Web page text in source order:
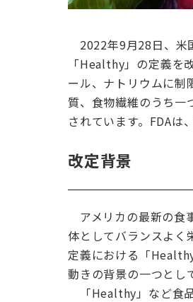
2022年9月28日、米
「Healthy」の定義を
ール、ナトリウムに制
質、食物繊維のうち一
されています。FDAは
改定背景
アメリカの最新の食
体としてバランスよく
定義における「
動きの背景の一つとし
「Healthy」など食